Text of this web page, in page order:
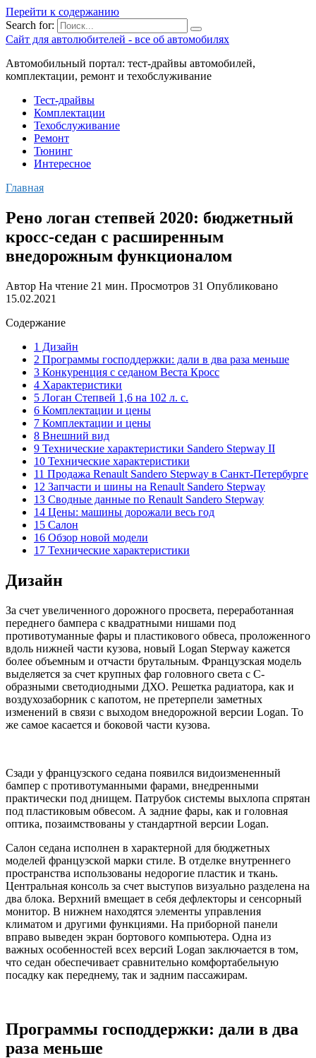
Перейти к содержанию
Search for:
Сайт для автолюбителей - все об автомобилях
Автомобильный портал: тест-драйвы автомобилей,
комплектации, ремонт и техобслуживание
Тест-драйвы
Комплектации
Техобслуживание
Ремонт
Тюнинг
Интересное
Главная
Рено логан степвей 2020: бюджетный
кросс-седан с расширенным
внедорожным функционалом
Автор На чтение 21 мин. Просмотров 31 Опубликовано
15.02.2021
Содержание
1 Дизайн
2 Программы господдержки: дали в два раза меньше
3 Конкуренция с седаном Веста Кросс
4 Характеристики
5 Логан Степвей 1,6 на 102 л. с.
6 Комплектации и цены
7 Комплектации и цены
8 Внешний вид
9 Технические характеристики Sandero Stepway II
10 Технические характеристики
11 Продажа Renault Sandero Stepway в Санкт-Петербурге
12 Запчасти и шины на Renault Sandero Stepway
13 Сводные данные по Renault Sandero Stepway
14 Цены: машины дорожали весь год
15 Салон
16 Обзор новой модели
17 Технические характеристики
Дизайн
За счет увеличенного дорожного просвета, переработанная
переднего бампера с квадратными нишами под
противотуманные фары и пластикового обвеса, проложенного
вдоль нижней части кузова, новый Logan Stepway кажется
более объемным и отчасти брутальным. Французская модель
выделяется за счет крупных фар головного света с С-
образными светодиодными ДХО. Решетка радиатора, как и
воздухозаборник с капотом, не претерпели заметных
изменений в связи с выходом внедорожной версии Logan. То
же самое касается и боковой части кузова.
Сзади у французского седана появился видоизмененный
бампер с противотуманными фарами, внедренными
практически под днищем. Патрубок системы выхлопа спрятан
под пластиковым обвесом. А задние фары, как и головная
оптика, позаимствованы у стандартной версии Logan.
Салон седана исполнен в характерной для бюджетных
моделей французской марки стиле. В отделке внутреннего
пространства использованы недорогие пластик и ткань.
Центральная консоль за счет выступов визуально разделена на
два блока. Верхний вмещает в себя дефлекторы и сенсорный
монитор. В нижнем находятся элементы управления
климатом и другими функциями. На приборной панели
вправо выведен экран бортового компьютера. Одна из
важных особенностей всех версий Logan заключается в том,
что седан обеспечивает сравнительно комфортабельную
посадку как переднему, так и задним пассажирам.
Программы господдержки: дали в два
раза меньше